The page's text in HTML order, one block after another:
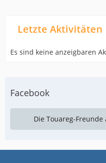
Letzte Aktivitäten
Es sind keine anzeigbaren
Facebook
Die Touareg-Freunde